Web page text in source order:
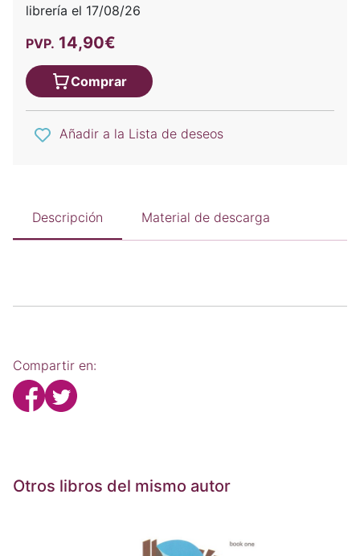
librería el 17/08/26
PVP. 14,90€
Comprar
Añadir a la Lista de deseos
Descripción Material de descarga
Compartir en:
Otros libros del mismo autor